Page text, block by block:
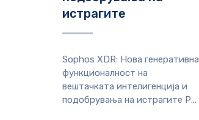
истрагите
Sophos XDR: Нова генеративна
функционалност на
вештачката интелигенција и
подобрувања на истрагите Р...